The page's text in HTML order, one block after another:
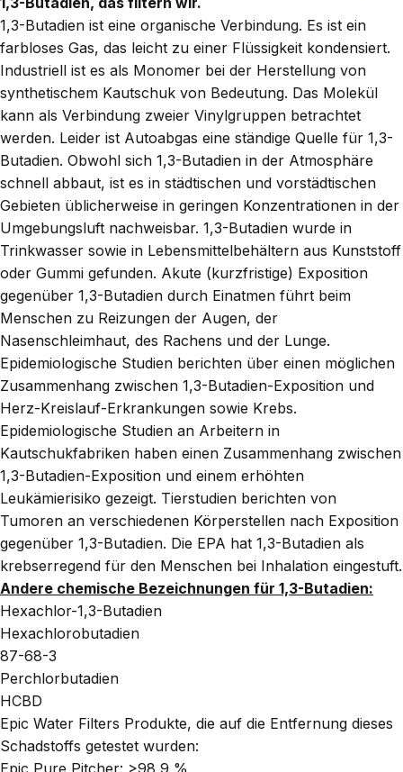
1,3-Butadien ist eine organische Verbindung. Es ist ein
farbloses Gas, das leicht zu einer Flüssigkeit kondensiert.
Industriell ist es als Monomer bei der Herstellung von
synthetischem Kautschuk von Bedeutung. Das Molekül
kann als Verbindung zweier Vinylgruppen betrachtet
werden. Leider ist Autoabgas eine ständige Quelle für 1,3-
Butadien. Obwohl sich 1,3-Butadien in der Atmosphäre
schnell abbaut, ist es in städtischen und vorstädtischen
Gebieten üblicherweise in geringen Konzentrationen in der
Umgebungsluft nachweisbar. 1,3-Butadien wurde in
Trinkwasser sowie in Lebensmittelbehältern aus Kunststoff
oder Gummi gefunden. Akute (kurzfristige) Exposition
gegenüber 1,3-Butadien durch Einatmen führt beim
Menschen zu Reizungen der Augen, der
Nasenschleimhaut, des Rachens und der Lunge.
Epidemiologische Studien berichten über einen möglichen
Zusammenhang zwischen 1,3-Butadien-Exposition und
Herz-Kreislauf-Erkrankungen sowie Krebs.
Epidemiologische Studien an Arbeitern in
Kautschukfabriken haben einen Zusammenhang zwischen
1,3-Butadien-Exposition und einem erhöhten
Leukämierisiko gezeigt. Tierstudien berichten von
Tumoren an verschiedenen Körperstellen nach Exposition
gegenüber 1,3-Butadien. Die EPA hat 1,3-Butadien als
krebserregend für den Menschen bei Inhalation eingestuft.
Andere chemische Bezeichnungen für 1,3-Butadien:
Hexachlor-1,3-Butadien
Hexachlorobutadien
87-68-3
Perchlorbutadien
HCBD
Epic Water Filters Produkte, die auf die Entfernung dieses
Schadstoffs getestet wurden:
Epic Pure Pitcher: >98,9 %